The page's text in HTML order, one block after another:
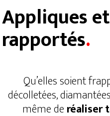
Appliques
rapportés.
Qu’elles soient
décolletées,
même deréaliser